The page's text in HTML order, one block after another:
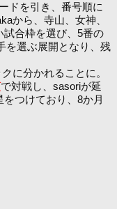
ドを引き、番号順に
から、寺山、女神、
試合枠を選び、5番の
を選ぶ展開となり、残
に分かれることに。
で対戦し、sasoriが延
つけており、8か月